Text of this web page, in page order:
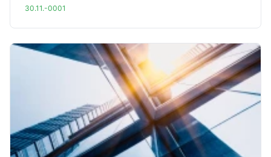
30.11.-0001